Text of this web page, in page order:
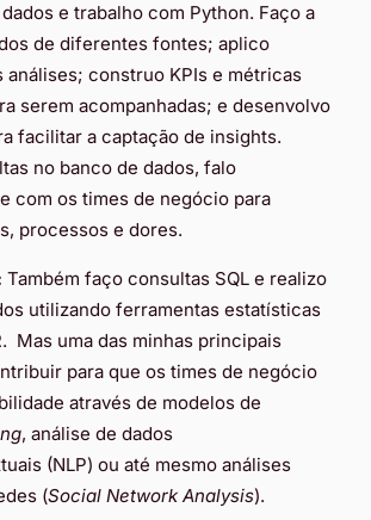
e trabalho com Python. Faço a
de diferentes fontes; aplico
análises; construo KPIs e métricas
serem acompanhadas; e desenvolvo
facilitar a captação de insights.
no banco de dados, falo
com os times de negócio para
processos e dores.
Também faço consultas SQL e realizo
utilizando ferramentas estatísticas
Mas uma das minhas principais
para que os times de negócio
através de modelos de
, análise de dados
(NLP) ou até mesmo análises
(Social Network Analysis).